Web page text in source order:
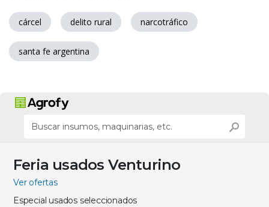
cárcel delito rural narcotráfico
santa fe argentina
Feria usados Venturino
Ver ofertas
Especial usados seleccionados